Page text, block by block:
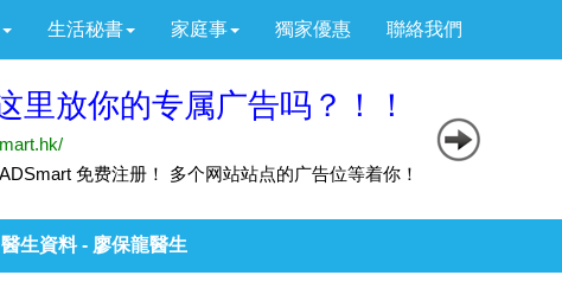
生活秘書 家庭事 獨家優惠 聯絡我們
醫生資料 - 廖保龍醫生